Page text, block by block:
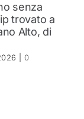
senza
trovato a
Alto, di
0